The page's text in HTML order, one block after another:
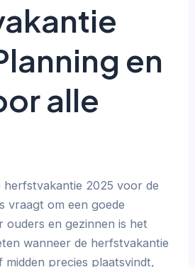
en
alle
herfstvakantie 2025 voor de
vraagt om een goede
ouders en gezinnen is het
wanneer de herfstvakantie
precies plaatsvindt,